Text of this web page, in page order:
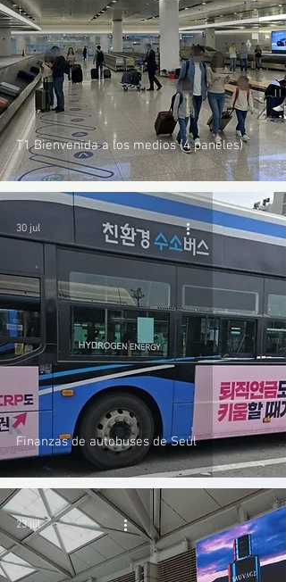
T1 Bienvenida a los medios (4 paneles)
Finanzas de autobuses de Seúl
30 jul
23 jul